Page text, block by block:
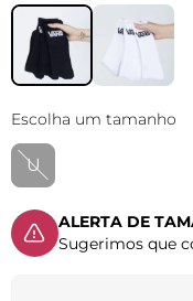
Escolha um tamanho
U
ALERTA DE
Sugerimos que